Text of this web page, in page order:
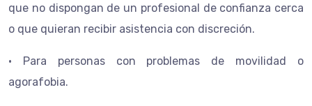
que no dispongan de un profesional de confianza cerca
o que quieran recibir asistencia con discreción.
• Para personas con problemas de movilidad o
agorafobia.